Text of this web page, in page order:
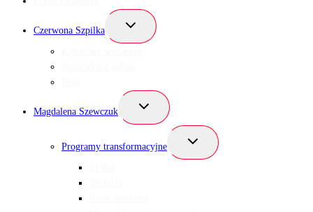
Czerwona Szpilka
Przełącz
podrzędne
Magdalena Szewczuk
Przełącz
podrzędne
Programy transformacyjne
Przełącz
podrzędne